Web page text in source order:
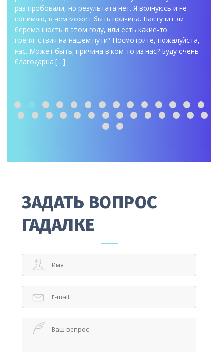
раз пробовали, но результата нет. Я волнуюсь и не
понимаю, в чем может быть причина. Наступит ли
беременность в этом году, или есть какие-то
препятствия на нашем пути? Посмотрите, пожалуйста,
нас. Может быть, причина в ком-то из нас? Буду очень
благодарна […]
ЗАДАТЬ ВОПРОС
ГАДАЛКЕ